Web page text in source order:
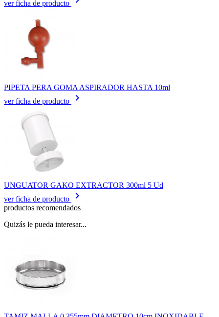
ver ficha de producto
PIPETA PERA GOMA ASPIRADOR HASTA 10ml
ver ficha de producto
keyboard_arrow_right
UNGUATOR GAKO EXTRACTOR 300ml 5 Ud
ver ficha de producto
keyboard_arrow_right
productos recomendados
Quizás le pueda interesar...